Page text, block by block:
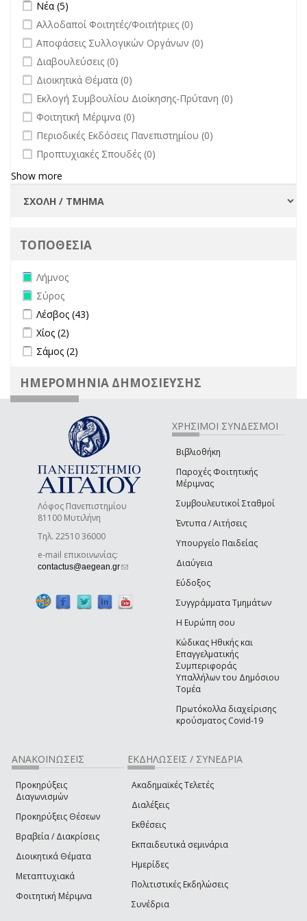
Apply Νέα filter
Νέα (5)
undefined
Αλλοδαποί Φοιτητές/Φοιτήτριες (0)
undefined
Αποφάσεις Συλλογικών Οργάνων (0)
undefined
Διαβουλεύσεις (0)
undefined
Διοικητικά Θέματα (0)
undefined
Εκλογή Συμβουλίου Διοίκησης-Πρύτανη (0)
undefined
Φοιτητική Μέριμνα (0)
undefined
Περιοδικές Εκδόσεις Πανεπιστημίου (0)
undefined
Προπτυχιακές Σπουδές (0)
Show more
ΤΟΠΟΘΕΣΙΑ
Remove Λήμνος filter
Λήμνος
Remove Σύρος filter
Σύρος
Apply Λέσβος filter
Λέσβος (43)
Apply Χίος filter
Χίος (2)
Apply Σάμος filter
Σάμος (2)
ΗΜΕΡΟΜΗΝΙΑ ΔΗΜΟΣΙΕΥΣΗΣ
Λόφος Πανεπιστημίου
81100 Μυτιλήνη
Τηλ. 22510 36000
e-mail επικοινωνίας:
contactus@aegean.gr(link sends e-mail)
ΧΡΗΣΙΜΟΙ ΣΥΝΔΕΣΜΟΙ
Βιβλιοθήκη
Παροχές Φοιτητικής
Μέριμνας
Συμβουλευτικοί Σταθμοί
Έντυπα / Αιτήσεις
Υπουργείο Παιδείας
Διαύγεια
Εύδοξος
Συγγράμματα Τμημάτων
Η Ευρώπη σου
Κώδικας Ηθικής και
Επαγγελματικής
Συμπεριφοράς
Υπαλλήλων του Δημόσιου
Τομέα
Πρωτόκολλα διαχείρισης
κρούσματος Covid-19
ΑΝΑΚΟΙΝΩΣΕΙΣ
Προκηρύξεις
Διαγωνισμών
Προκηρύξεις Θέσεων
Βραβεία / Διακρίσεις
Διοικητικά Θέματα
Μεταπτυχιακά
Φοιτητική Μέριμνα
ΕΚΔΗΛΩΣΕΙΣ / ΣΥΝΕΔΡΙΑ
Ακαδημαϊκές Τελετές
Διαλέξεις
Εκθέσεις
Εκπαιδευτικά σεμινάρια
Ημερίδες
Πολιτιστικές Εκδηλώσεις
Συνέδρια